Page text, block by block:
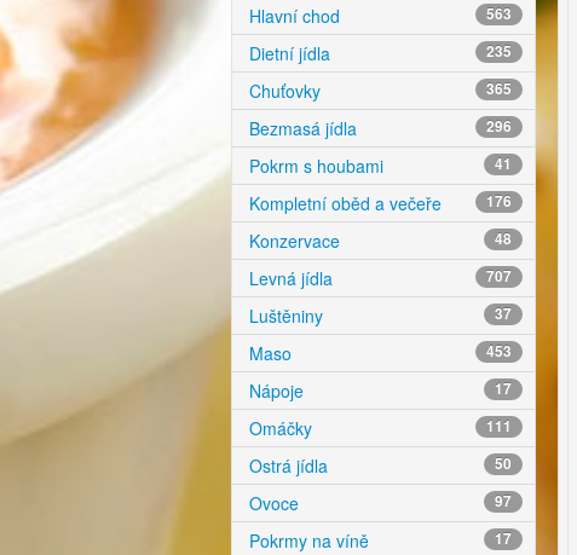
Hlavní chod 563
Dietní jídla 235
Chuťovky 365
Bezmasá jídla 296
Pokrm s houbami 41
Kompletní oběd a večeře 176
Konzervace 48
Levná jídla 707
Luštěniny 37
Maso 453
Nápoje 17
Omáčky 111
Ostrá jídla 50
Ovoce 97
Pokrmy na víně 17